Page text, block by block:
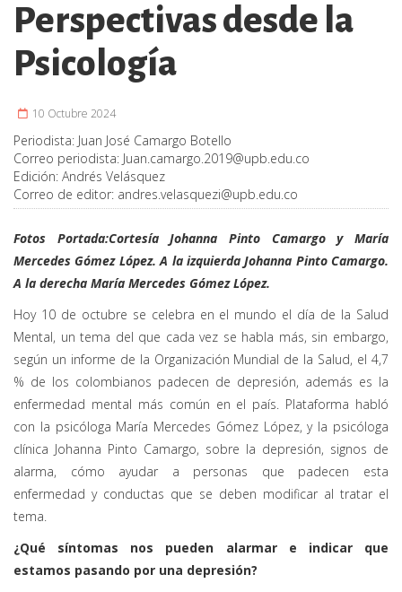
Perspectivas desde la
Psicología
10 Octubre 2024
Periodista: Juan José Camargo Botello
Correo periodista: Juan.camargo.2019@upb.edu.co
Edición: Andrés Velásquez
Correo de editor: andres.velasquezi@upb.edu.co
Fotos Portada:Cortesía Johanna Pinto Camargo y María
Mercedes Gómez López. A la izquierda Johanna Pinto Camargo.
A la derecha María Mercedes Gómez López.
Hoy 10 de octubre se celebra en el mundo el día de la Salud
Mental, un tema del que cada vez se habla más, sin embargo,
según un informe de la Organización Mundial de la Salud, el 4,7
% de los colombianos padecen de depresión, además es la
enfermedad mental más común en el país. Plataforma habló
con la psicóloga María Mercedes Gómez López, y la psicóloga
clínica Johanna Pinto Camargo, sobre la depresión, signos de
alarma, cómo ayudar a personas que padecen esta
enfermedad y conductas que se deben modificar al tratar el
tema.
¿Qué síntomas nos pueden alarmar e indicar que
estamos pasando por una depresión?